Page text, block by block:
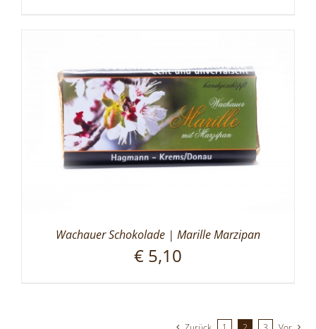
Wachauer Schokolade | Marille Marzipan
€ 5,10